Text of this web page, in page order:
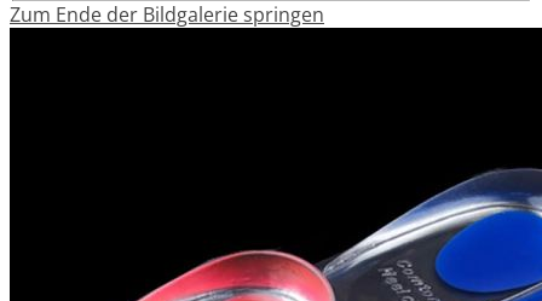
Zum Ende der Bildgalerie springen